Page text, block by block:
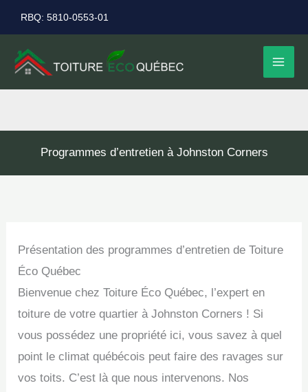
au
contenu
RBQ: 5810-0553-01
Programmes d’entretien à Johnston Corners
Présentation des programmes d’entretien de Toiture
Éco Québec
Bienvenue chez Toiture Éco Québec, l’expert en
toiture de votre quartier à Johnston Corners ! Si
vous possédez une propriété ici, vous savez à quel
point le climat québécois peut faire des ravages sur
vos toits. C’est là que nous intervenons. Nos